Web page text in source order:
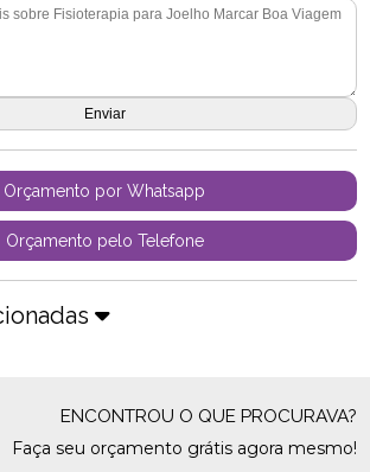
Orçamento por Whatsapp
Orçamento pelo Telefone
ENCONTROU O QUE PROCURAVA?
Faça seu orçamento grátis agora mesmo!